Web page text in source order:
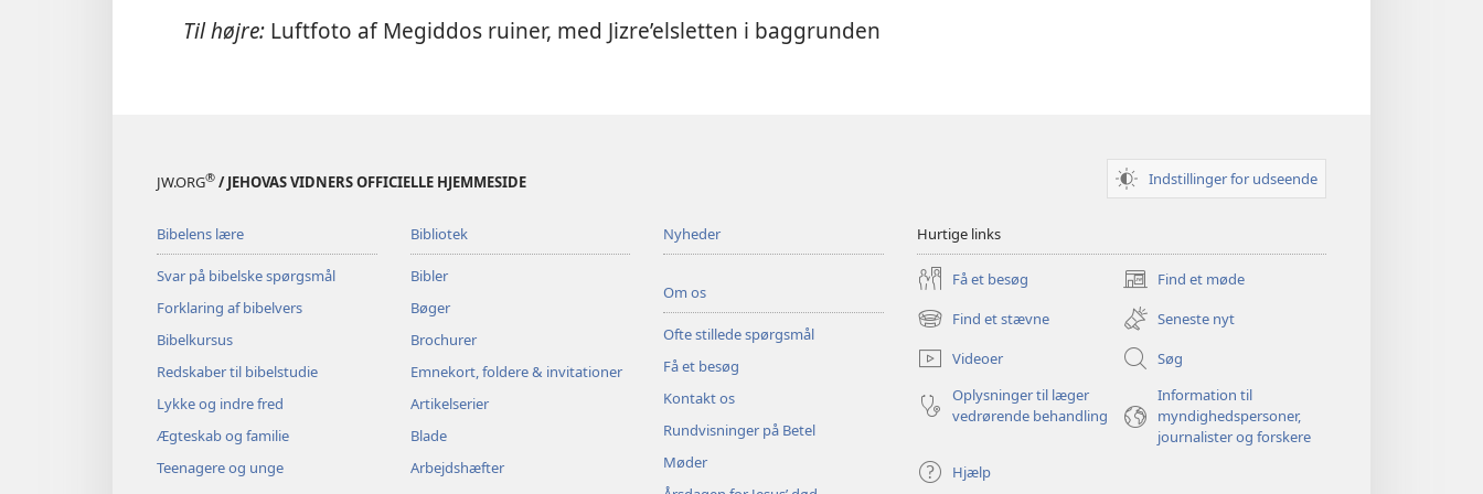
Til højre: Luftfoto af Megiddos ruiner, med Jizre’elsletten i baggrunden
JW.ORG® / JEHOVAS VIDNERS OFFICIELLE HJEMMESIDE Indstillinger for udseende
Bibelens lære
Svar på bibelske spørgsmål
Forklaring af bibelvers
Bibelkursus
Redskaber til bibelstudie
Lykke og indre fred
Ægteskab og familie
Teenagere og unge
Bibliotek
Bibler
Bøger
Brochurer
Emnekort, foldere & invitationer
Artikelserier
Blade
Arbejdshæfter
Nyheder
Om os
Ofte stillede spørgsmål
Få et besøg
Kontakt os
Rundvisninger på Betel
Møder
Hurtige links
Få et besøg Find et møde
(åbner
nyt
vindue)
Find et stævne
(åbner
nyt
vindue)
Seneste nyt
Videoer
Søg
Oplysninger til læger
vedrørende behandling
Information til
myndighedspersoner,
journalister og forskere
Hjælp